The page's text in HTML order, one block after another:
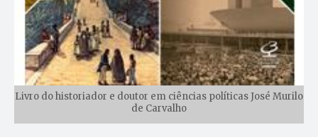
Livro do historiador e doutor em ciências políticas José Murilo
de Carvalho